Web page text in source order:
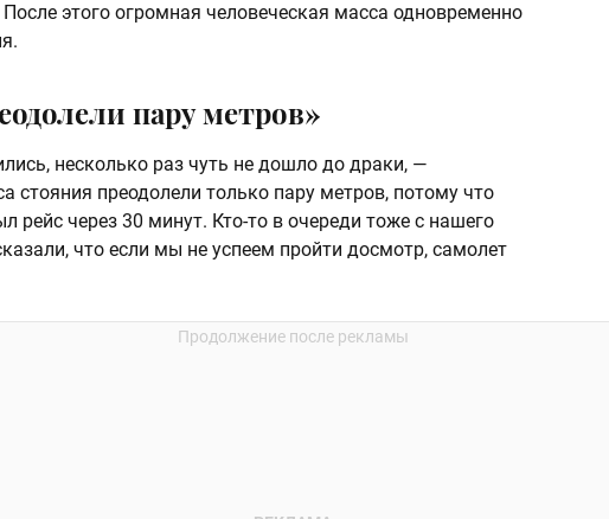
этого огромная человеческая масса одновременно
пару метров»
несколько раз чуть не дошло до драки, —
стояния преодолели только пару метров, потому что
рейс через 30 минут. Кто-то в очереди тоже с нашего
что если мы не успеем пройти досмотр, самолет